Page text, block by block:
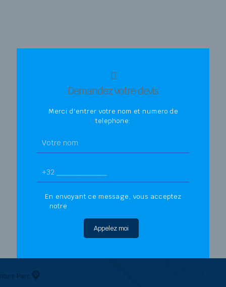
Demandez votre devis
Merci d'entrer votre nom et numero de
telephone:
En envoyant ce message, vous acceptez
notre